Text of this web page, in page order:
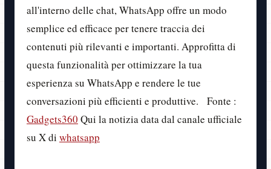
all'interno delle chat, WhatsApp offre un modo
semplice ed efficace per tenere traccia dei
contenuti più rilevanti e importanti. Approfitta di
questa funzionalità per ottimizzare la tua
esperienza su WhatsApp e rendere le tue
conversazioni più efficienti e produttive. Fonte :
Gadgets360 Qui la notizia data dal canale ufficiale
su X di whatsapp